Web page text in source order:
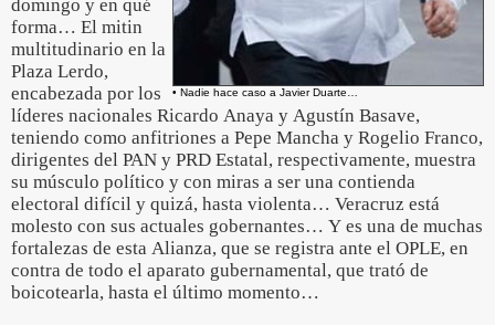
• Nadie hace caso a Javier Duarte…
domingo y en qué
forma… El mitin
multitudinario en la
Plaza Lerdo,
encabezada por los
líderes nacionales Ricardo Anaya y Agustín Basave,
teniendo como anfitriones a Pepe Mancha y Rogelio Franco,
dirigentes del PAN y PRD Estatal, respectivamente, muestra
su músculo político y con miras a ser una contienda
electoral difícil y quizá, hasta violenta… Veracruz está
molesto con sus actuales gobernantes… Y es una de muchas
fortalezas de esta Alianza, que se registra ante el OPLE, en
contra de todo el aparato gubernamental, que trató de
boicotearla, hasta el último momento…